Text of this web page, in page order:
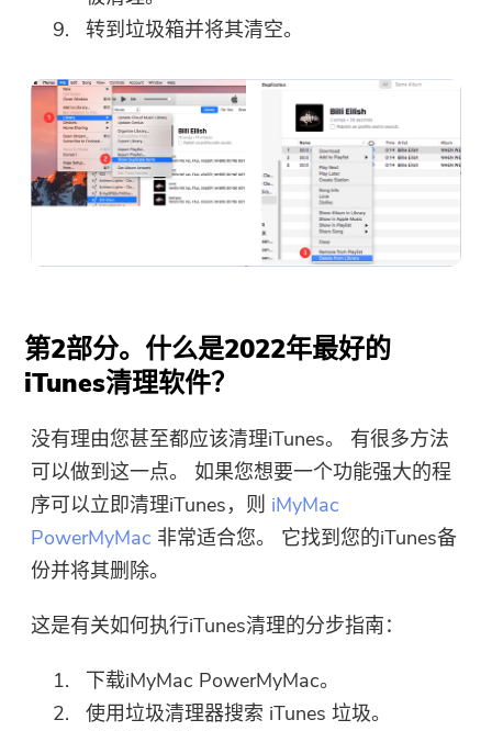
转到垃圾箱并将其清空。
第2部分。什么是2022年最好的
iTunes清理软件？
没有理由您甚至都应该清理iTunes。 有很多方法
可以做到这一点。 如果您想要一个功能强大的程
序可以立即清理iTunes，则 iMyMac
PowerMyMac 非常适合您。 它找到您的iTunes备
份并将其删除。
这是有关如何执行iTunes清理的分步指南：
下载iMyMac PowerMyMac。
使用垃圾清理器搜索 iTunes 垃圾。